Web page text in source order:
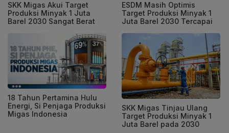
SKK Migas Akui Target
Produksi Minyak 1 Juta
Barel 2030 Sangat Berat
ESDM Masih Optimis
Target Produksi Minyak 1
Juta Barel 2030 Tercapai
18 Tahun Pertamina Hulu
Energi, Si Penjaga Produksi
Migas Indonesia
SKK Migas Tinjau Ulang
Target Produksi Minyak 1
Juta Barel pada 2030